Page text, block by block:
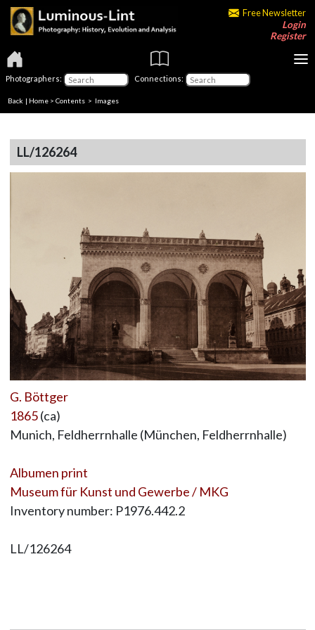
Free Newsletter
Login
Register
Photographers: Connections:
Back | Home > Contents > Images
LL/126264
G. Böttger
1865(ca)
Munich, Feldherrnhalle (München, Feldherrnhalle)
Albumen print
Museum für Kunst und Gewerbe / MKG
Inventory number: P1976.442.2
LL/126264